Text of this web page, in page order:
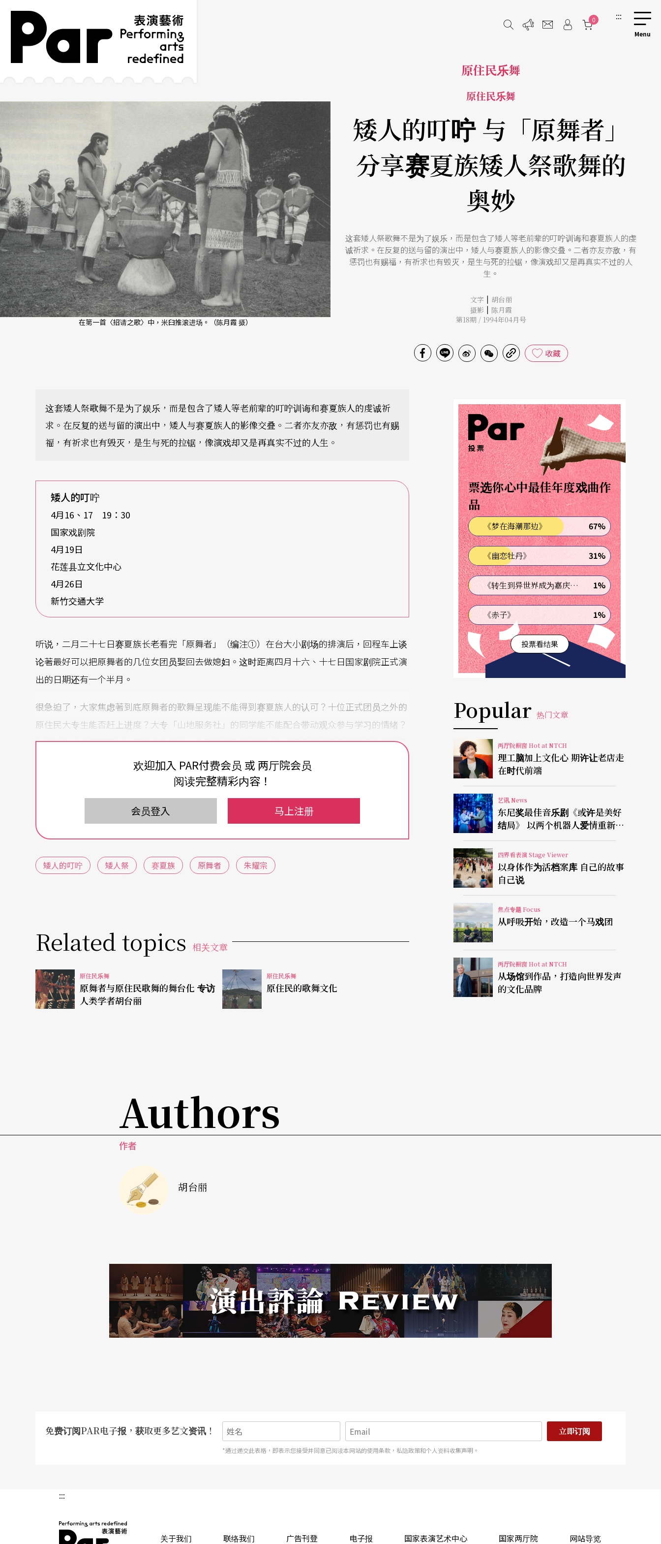
跳到主要内容区块
网站导览
0 :::
在第一首〈招请之歌〉中，米臼推滚进场。（陈月霞 摄）
原住民乐舞
原住民乐舞
矮人的叮咛 与「原舞者」
分享赛夏族矮人祭歌舞的
奥妙
这套矮人祭歌舞不是为了娱乐，而是包含了矮人等老前辈的叮咛训诲和赛夏族人的虔
诚祈求。在反复的送与留的演出中，矮人与赛夏族人的影像交叠。二者亦友亦敌，有
惩罚也有赐福，有祈求也有毁灭，是生与死的拉锯，像演戏却又是再真实不过的人
生。
文字 | 胡台丽
摄影 | 陈月霞
第18期 / 1994年04月号
收藏
这套矮人祭歌舞不是为了娱乐，而是包含了矮人等老前辈的叮咛训诲和赛夏族人的虔诚祈
求。在反复的送与留的演出中，矮人与赛夏族人的影像交叠。二者亦友亦敌，有惩罚也有赐
福，有祈求也有毁灭，是生与死的拉锯，像演戏却又是再真实不过的人生。
矮人的叮咛
4月16、17 19：30
国家戏剧院
4月19日
花莲县立文化中心
4月26日
新竹交通大学
听说，二月二十七日赛夏族长老看完「原舞者」（编注①）在台大小剧场的排演后，回程车上谈
论著最好可以把原舞者的几位女团员娶回去做媳妇。这时距离四月十六、十七日国家剧院正式演
出的日期还有一个半月。
很急迫了，大家焦虑著到底原舞者的歌舞呈现能不能得到赛夏族人的认可？十位正式团员之外的
原住民大专生能否赶上进度？大专「山地服务社」的同学能不能配合带动观众参与学习的情绪？
台湾社会大众可不可以从原舞者的演出体会赛夏族歌舞的精妙与丰富意涵？原舞者是否能激励原
住民靑年珍惜并传承自己的文化？
台下灯光亮起，朱耀宗（bonai a kale）的满头银发十分抢眼。他露出笑容，伸出右手大姆指。
我问前面两排赛夏族代表：「原舞者唱的祭歌有没有问题？」他们异口同声回答：「没有。」可
草结；第五首æLim，舞圈一开一合时两个肩旗要紧跟著头尾跑；唱第七首「赛夏国歌」waLowa
原舞者团长怀劭．法努司倒了一杯酒，连同一百元钞票放置在朱耀宗手上。朱姓（tition）是矮
人祭歌祭仪的传承姓氏，而bonai a kale是新竹五峰赛夏朱姓的嫡系传人，目前五峰北祭团（编
注②）会唱祭歌的都称他为师，原舞者团员也是在矮人祭歌练唱期间（编注③）向他一首首学
习。朱耀宗喝一口酒，再传给其他姓氏代表，口中喃喃念道maya（我的赛夏名字）和原舞者请
不要忘记──不要忘记──矮人的叮咛声响起。朱耀宗讲话的语气、神态让我感觉到就好像是矮
人在说话一般。他真的是koko ta'ay！在祭典中koko ta'ay透过朱姓主祭和祭歌传达他的训诲叮
咛。朱姓在矮人祭仪中的优势主导地位是建立在他是最早学会整套矮人祭歌的姓氏。从朱耀宗对
祭歌的解释中，我发觉祭歌歌词包含了矮人如泣如诉的哀情和为人处世的训诫；赛夏族人则诚惶
整套祭歌的人屈指可数，大家才认为会唱的人是矮人特别拣选的，矮人赋予特殊的权柄。一九九
二年的祭典前，原舞者随族人练唱，发现每首歌的音调要抓准和分辨淸楚十分困难。以他们丰富
的学唱其他族歌曲的经验，碰到这套祭歌时却都瞠目结舌，很费力地记忆全套诗词形式极为完
整，全部以kaLinapi（编注④）开头，后面接著某种植物且以该植物尾音押韵的祭歌。有几位赛
院，先请他们夫妇为团员绑上芒草结再开始录音、录影，一首首习唱。我们也要求按照赛夏族学
习祭歌的风俗做口传（paməmə）的仪式，以往主祭会含一口水在口中，然后传到要学习祭歌者
癸老师以国际音标详细记录和我根据朱耀宗的说明整理的词义与记录的虚字，再加上民族音乐学
加了自己发明的符号，加强记忆。晚上则参与族人安排的在不同家庭中举行的练唱。
欢迎加入 PAR付费会员 或 两厅院会员
阅读完整精彩内容！
会员登入 马上注册
矮人的叮咛 矮人祭 赛夏族 原舞者 朱耀宗
Related topics 相关文章
原住民乐舞
原舞者与原住民歌舞的舞台化 专访
人类学者胡台丽
原住民乐舞
原住民的歌舞文化
投票
票选你心中最佳年度戏曲作
品
《梦在海潮那边》 67%
《幽恋牡丹》 31%
《转生到异世界成为嘉庆君—发现我的祖先是诈骗集团!?》 1%
《赤子》 1%
投票看结果
Popular 热门文章
两厅院橱窗 Hot at NTCH
理工脑加上文化心 期许让老店走
在时代前端
艺讯 News
东尼奖最佳音乐剧《或许是美好
结局》 以两个机器人爱情重新凝
视有限人生
四界看表演 Stage Viewer
以身体作为活档案库 自己的故事
自己说
焦点专题 Focus
从呼吸开始，改造一个马戏团
两厅院橱窗 Hot at NTCH
从场馆到作品，打造向世界发声
的文化品牌
Authors
作者
胡台丽
免费订阅PAR电子报，获取更多艺文资讯！ 立即订阅
*通过递交此表格，即表示您接受并同意已阅读本网站的使用条款，私隐政策和个人资料收集声明。
:::
关于我们 联络我们 广告刊登 电子报 国家表演艺术中心 国家两厅院 网站导览